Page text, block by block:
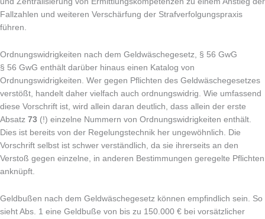
Fallzahlen und weiteren Verschärfung der Strafverfolgungspraxis
führen.
Ordnungswidrigkeiten nach dem Geldwäschegesetz, § 56 GwG
§ 56 GwG enthält darüber hinaus einen Katalog von
Ordnungswidrigkeiten. Wer gegen Pflichten des Geldwäschegesetzes
verstößt, handelt daher vielfach auch ordnungswidrig. Wie umfassend
diese Vorschrift ist, wird allein daran deutlich, dass allein der erste
Absatz 73 (!) einzelne Nummern von Ordnungswidrigkeiten enthält.
Dies ist bereits von der Regelungstechnik her ungewöhnlich. Die
Vorschrift selbst ist schwer verständlich, da sie ihrerseits an den
Verstoß gegen einzelne, in anderen Bestimmungen geregelte Pflichten
anknüpft.
Geldbußen nach dem Geldwäschegesetz können empfindlich sein. So
sieht Abs. 1 eine Geldbuße von bis zu 150.000 € bei vorsätzlicher